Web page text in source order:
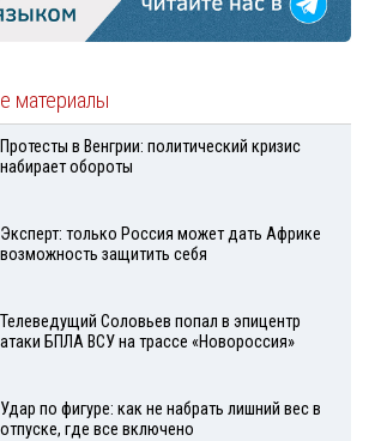
материалы
Протесты в Венгрии: политический кризис
набирает обороты
Эксперт: только Россия может дать Африке
возможность защитить себя
Телеведущий Соловьев попал в эпицентр
атаки БПЛА ВСУ на трассе «Новороссия»
Удар по фигуре: как не набрать лишний вес в
отпуске, где все включено